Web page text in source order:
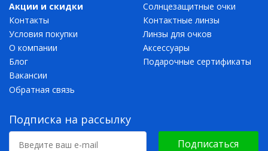
Акции и скидки
Контакты
Условия покупки
О компании
Блог
Вакансии
Обратная связь
Солнцезащитные очки
Контактные линзы
Линзы для очков
Аксессуары
Подарочные сертификаты
Подписка на рассылку
Подписаться